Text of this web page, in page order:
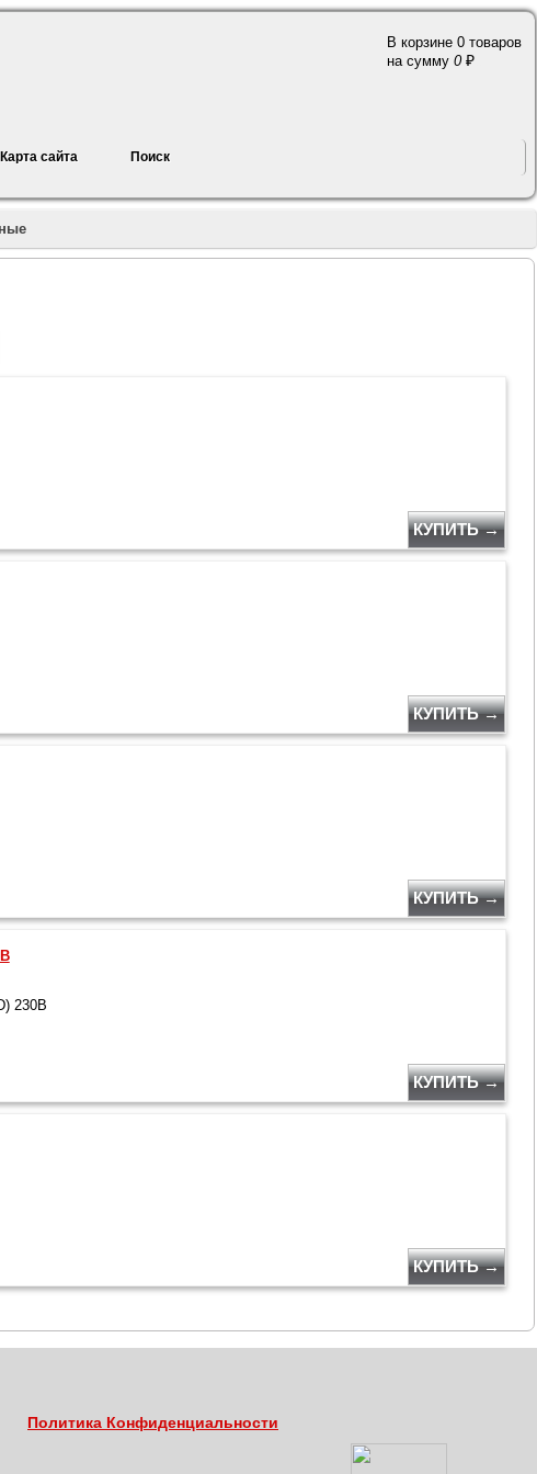
В корзине 0 товаров
на сумму 0
Карта сайта Поиск
КУПИТЬ →
КУПИТЬ →
КУПИТЬ →
230В
КУПИТЬ →
КУПИТЬ →
Политика Конфиденциальности